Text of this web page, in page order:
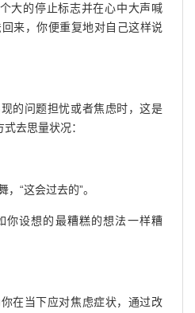
大的停止标志并在心中大声喊
来，你便重复地对自己这样说
的问题担忧或者焦虑时，这是
去思量状况：
“这会过去的”。
你设想的最糟糕的想法一样糟
在当下应对焦虑症状，通过改